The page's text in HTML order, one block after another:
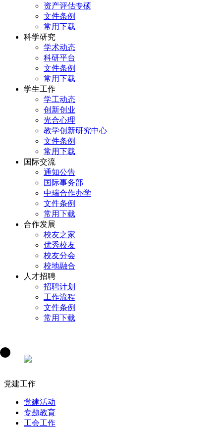
资产评估专硕
文件条例
常用下载
科学研究
学术动态
科研平台
文件条例
常用下载
学生工作
学工动态
创新创业
光合心理
教学创新研究中心
文件条例
常用下载
国际交流
通知公告
国际事务部
中瑞合作办学
文件条例
常用下载
合作发展
校友之家
优秀校友
校友分会
校地融合
人才招聘
招聘计划
工作流程
文件条例
常用下载
党建工作
党建活动
专题教育
工会工作